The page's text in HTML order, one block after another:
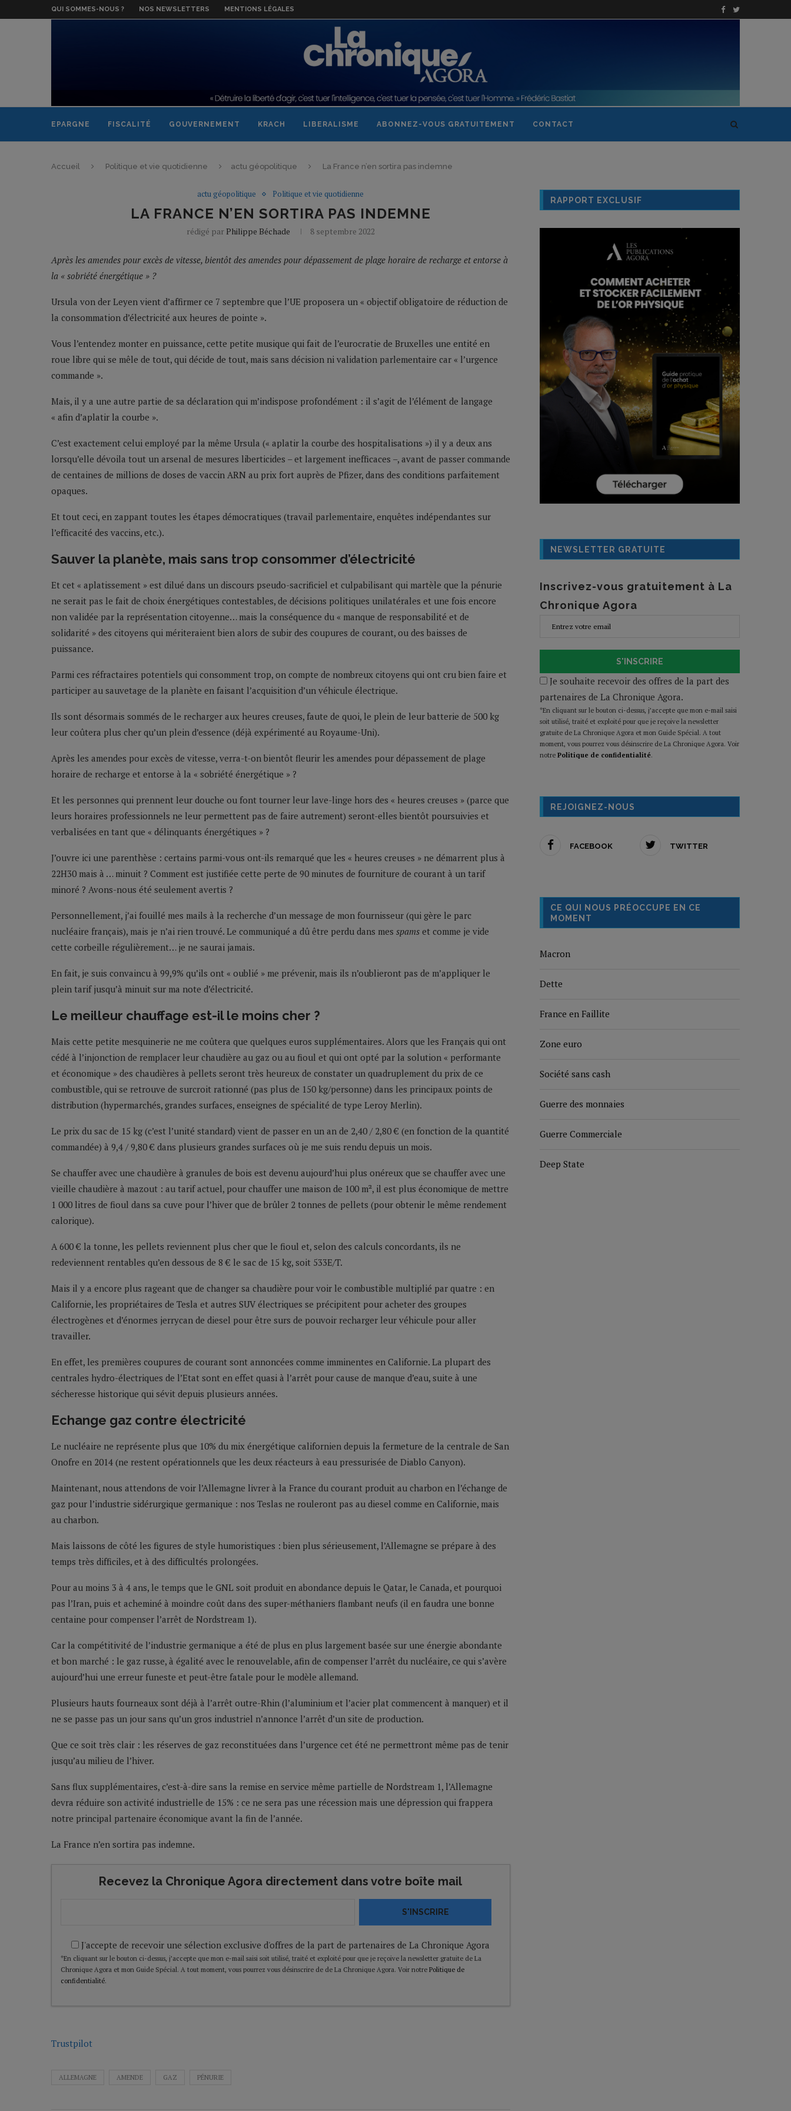
QUI SOMMES-NOUS ? NOS NEWSLETTERS MENTIONS LÉGALES
EPARGNE FISCALITÉ GOUVERNEMENT KRACH LIBERALISME ABONNEZ-VOUS GRATUITEMENT CONTACT
Accueil Politique et vie quotidienne actu géopolitique La France n’en sortira pas indemne
actu géopolitique Politique et vie quotidienne
LA FRANCE N’EN SORTIRA PAS INDEMNE
rédigé par Philippe Béchade 8 septembre 2022
Après les amendes pour excès de vitesse, bientôt des amendes pour dépassement de plage horaire de recharge et entorse à
la « sobriété énergétique » ?
Ursula von der Leyen vient d’affirmer ce 7 septembre que l’UE proposera un « objectif obligatoire de réduction de
la consommation d’électricité aux heures de pointe ».
Vous l’entendez monter en puissance, cette petite musique qui fait de l’eurocratie de Bruxelles une entité en
roue libre qui se mêle de tout, qui décide de tout, mais sans décision ni validation parlementaire car « l’urgence
commande ».
Mais, il y a une autre partie de sa déclaration qui m’indispose profondément : il s’agit de l’élément de langage
« afin d’aplatir la courbe ».
C’est exactement celui employé par la même Ursula (« aplatir la courbe des hospitalisations ») il y a deux ans
lorsqu’elle dévoila tout un arsenal de mesures liberticides – et largement inefficaces –, avant de passer commande
de centaines de millions de doses de vaccin ARN au prix fort auprès de Pfizer, dans des conditions parfaitement
opaques.
Et tout ceci, en zappant toutes les étapes démocratiques (travail parlementaire, enquêtes indépendantes sur
l’efficacité des vaccins, etc.).
Sauver la planète, mais sans trop consommer d’électricité
Et cet « aplatissement » est dilué dans un discours pseudo-sacrificiel et culpabilisant qui martèle que la pénurie
ne serait pas le fait de choix énergétiques contestables, de décisions politiques unilatérales et une fois encore
non validée par la représentation citoyenne… mais la conséquence du « manque de responsabilité et de
solidarité » des citoyens qui mériteraient bien alors de subir des coupures de courant, ou des baisses de
puissance.
Parmi ces réfractaires potentiels qui consomment trop, on compte de nombreux citoyens qui ont cru bien faire et
participer au sauvetage de la planète en faisant l’acquisition d’un véhicule électrique.
Ils sont désormais sommés de le recharger aux heures creuses, faute de quoi, le plein de leur batterie de 500 kg
leur coûtera plus cher qu’un plein d’essence (déjà expérimenté au Royaume-Uni).
Après les amendes pour excès de vitesse, verra-t-on bientôt fleurir les amendes pour dépassement de plage
horaire de recharge et entorse à la « sobriété énergétique » ?
Et les personnes qui prennent leur douche ou font tourner leur lave-linge hors des « heures creuses » (parce que
leurs horaires professionnels ne leur permettent pas de faire autrement) seront-elles bientôt poursuivies et
verbalisées en tant que « délinquants énergétiques » ?
J’ouvre ici une parenthèse : certains parmi-vous ont-ils remarqué que les « heures creuses » ne démarrent plus à
22H30 mais à … minuit ? Comment est justifiée cette perte de 90 minutes de fourniture de courant à un tarif
minoré ? Avons-nous été seulement avertis ?
Personnellement, j’ai fouillé mes mails à la recherche d’un message de mon fournisseur (qui gère le parc
nucléaire français), mais je n’ai rien trouvé. Le communiqué a dû être perdu dans mes spams et comme je vide
cette corbeille régulièrement… je ne saurai jamais.
En fait, je suis convaincu à 99,9% qu’ils ont « oublié » me prévenir, mais ils n’oublieront pas de m’appliquer le
plein tarif jusqu’à minuit sur ma note d’électricité.
Le meilleur chauffage est-il le moins cher ?
Mais cette petite mesquinerie ne me coûtera que quelques euros supplémentaires. Alors que les Français qui ont
cédé à l’injonction de remplacer leur chaudière au gaz ou au fioul et qui ont opté par la solution « performante
et économique » des chaudières à pellets seront très heureux de constater un quadruplement du prix de ce
combustible, qui se retrouve de surcroit rationné (pas plus de 150 kg/personne) dans les principaux points de
distribution (hypermarchés, grandes surfaces, enseignes de spécialité de type Leroy Merlin).
Le prix du sac de 15 kg (c’est l’unité standard) vient de passer en un an de 2,40 / 2,80 € (en fonction de la quantité
commandée) à 9,4 / 9,80 € dans plusieurs grandes surfaces où je me suis rendu depuis un mois.
Se chauffer avec une chaudière à granules de bois est devenu aujourd’hui plus onéreux que se chauffer avec une
vieille chaudière à mazout : au tarif actuel, pour chauffer une maison de 100 m², il est plus économique de mettre
1 000 litres de fioul dans sa cuve pour l’hiver que de brûler 2 tonnes de pellets (pour obtenir le même rendement
calorique).
A 600 € la tonne, les pellets reviennent plus cher que le fioul et, selon des calculs concordants, ils ne
redeviennent rentables qu’en dessous de 8 € le sac de 15 kg, soit 533E/T.
Mais il y a encore plus rageant que de changer sa chaudière pour voir le combustible multiplié par quatre : en
Californie, les propriétaires de Tesla et autres SUV électriques se précipitent pour acheter des groupes
électrogènes et d’énormes jerrycan de diesel pour être surs de pouvoir recharger leur véhicule pour aller
travailler.
En effet, les premières coupures de courant sont annoncées comme imminentes en Californie. La plupart des
centrales hydro-électriques de l’Etat sont en effet quasi à l’arrêt pour cause de manque d’eau, suite à une
sécheresse historique qui sévit depuis plusieurs années.
Echange gaz contre électricité
Le nucléaire ne représente plus que 10% du mix énergétique californien depuis la fermeture de la centrale de San
Onofre en 2014 (ne restent opérationnels que les deux réacteurs à eau pressurisée de Diablo Canyon).
Maintenant, nous attendons de voir l’Allemagne livrer à la France du courant produit au charbon en l’échange de
gaz pour l’industrie sidérurgique germanique : nos Teslas ne rouleront pas au diesel comme en Californie, mais
au charbon.
Mais laissons de côté les figures de style humoristiques : bien plus sérieusement, l’Allemagne se prépare à des
temps très difficiles, et à des difficultés prolongées.
Pour au moins 3 à 4 ans, le temps que le GNL soit produit en abondance depuis le Qatar, le Canada, et pourquoi
pas l’Iran, puis et acheminé à moindre coût dans des super-méthaniers flambant neufs (il en faudra une bonne
centaine pour compenser l’arrêt de Nordstream 1).
Car la compétitivité de l’industrie germanique a été de plus en plus largement basée sur une énergie abondante
et bon marché : le gaz russe, à égalité avec le renouvelable, afin de compenser l’arrêt du nucléaire, ce qui s’avère
aujourd’hui une erreur funeste et peut-être fatale pour le modèle allemand.
Plusieurs hauts fourneaux sont déjà à l’arrêt outre-Rhin (l’aluminium et l’acier plat commencent à manquer) et il
ne se passe pas un jour sans qu’un gros industriel n’annonce l’arrêt d’un site de production.
Que ce soit très clair : les réserves de gaz reconstituées dans l’urgence cet été ne permettront même pas de tenir
jusqu’au milieu de l’hiver.
Sans flux supplémentaires, c’est-à-dire sans la remise en service même partielle de Nordstream 1, l’Allemagne
devra réduire son activité industrielle de 15% : ce ne sera pas une récession mais une dépression qui frappera
notre principal partenaire économique avant la fin de l’année.
La France n’en sortira pas indemne.
Recevez la Chronique Agora directement dans votre boîte mail
S'INSCRIRE
J'accepte de recevoir une sélection exclusive d'offres de la part de partenaires de La Chronique Agora
*En cliquant sur le bouton ci-dessus, j’accepte que mon e-mail saisi soit utilisé, traité et exploité pour que je reçoive la newsletter gratuite de La
Chronique Agora et mon Guide Spécial. A tout moment, vous pourrez vous désinscrire de de La Chronique Agora. Voir notre Politique de
confidentialité.
Trustpilot
ALLEMAGNE AMENDE GAZ PÉNURIE
RAPPORT EXCLUSIF
NEWSLETTER GRATUITE
Inscrivez-vous gratuitement à La
Chronique Agora
S'INSCRIRE
Je souhaite recevoir des offres de la part des
partenaires de La Chronique Agora.
*En cliquant sur le bouton ci-dessus, j’accepte que mon e-mail saisi
soit utilisé, traité et exploité pour que je reçoive la newsletter
gratuite de La Chronique Agora et mon Guide Spécial. A tout
moment, vous pourrez vous désinscrire de La Chronique Agora. Voir
notre Politique de confidentialité.
REJOIGNEZ-NOUS
FACEBOOK TWITTER
CE QUI NOUS PRÉOCCUPE EN CE
MOMENT
Macron
Dette
France en Faillite
Zone euro
Société sans cash
Guerre des monnaies
Guerre Commerciale
Deep State